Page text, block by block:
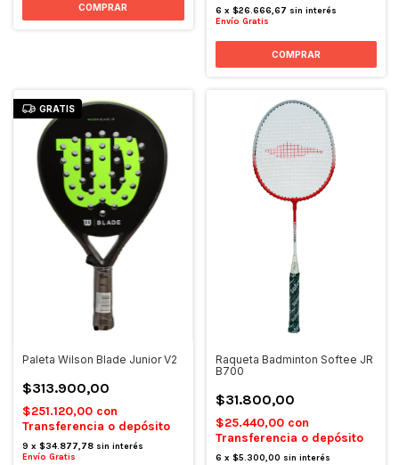
6 x $26.666,67 sin interés
Envío Gratis
GRATIS
Paleta Wilson Blade Junior V2
$313.900,00
$251.120,00 con
Transferencia o depósito
9 x $34.877,78 sin interés
Envío Gratis
Raqueta Badminton Softee JR
B700
$31.800,00
$25.440,00 con
Transferencia o depósito
6 x $5.300,00 sin interés